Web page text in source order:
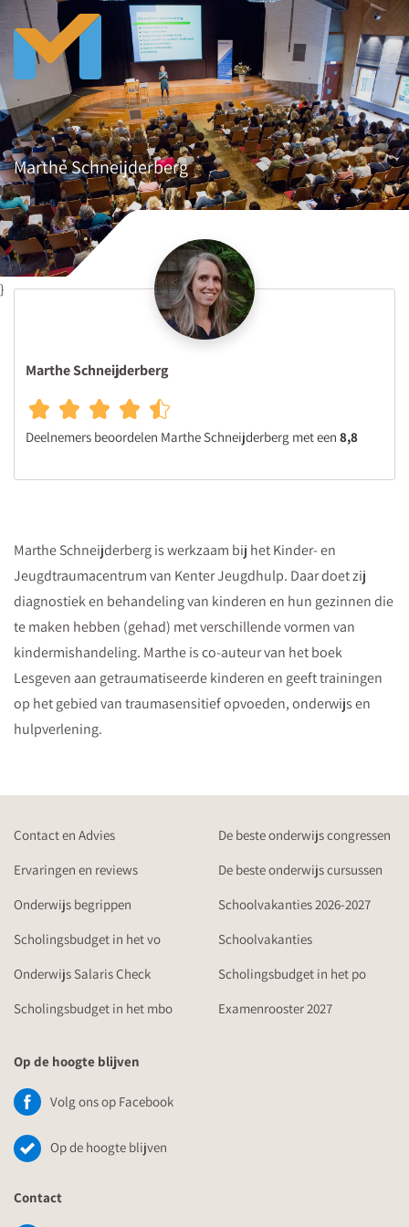
Marthe Schneijderberg
}
Marthe Schneijderberg
Deelnemers beoordelen Marthe Schneijderberg met een 8,8
Marthe Schneijderberg is werkzaam bij het Kinder- en
Jeugdtraumacentrum van Kenter Jeugdhulp. Daar doet zij
diagnostiek en behandeling van kinderen en hun gezinnen die
te maken hebben (gehad) met verschillende vormen van
kindermishandeling. Marthe is co-auteur van het boek
Lesgeven aan getraumatiseerde kinderen en geeft trainingen
op het gebied van traumasensitief opvoeden, onderwijs en
hulpverlening.
Contact en Advies
De beste onderwijs congressen
Ervaringen en reviews
De beste onderwijs cursussen
Onderwijs begrippen
Schoolvakanties 2026-2027
Scholingsbudget in het vo
Schoolvakanties
Onderwijs Salaris Check
Scholingsbudget in het po
Scholingsbudget in het mbo
Examenrooster 2027
Op de hoogte blijven
Volg ons op Facebook
Op de hoogte blijven
Contact